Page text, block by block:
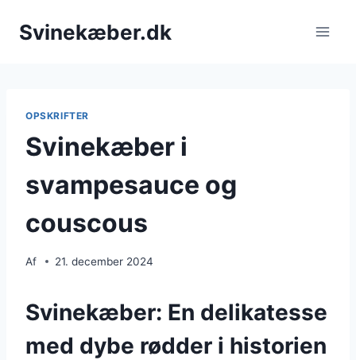
Svinekæber.dk
OPSKRIFTER
Svinekæber i
svampesauce og
couscous
Af 21. december 2024
Svinekæber: En delikatesse
med dybe rødder i historien